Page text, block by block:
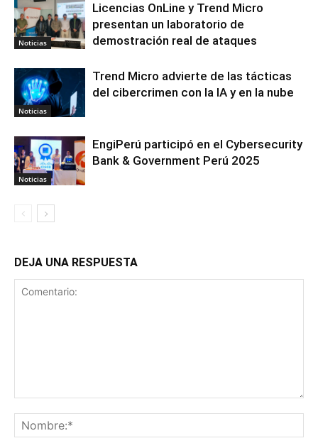
Noticias
Licencias OnLine y Trend Micro
presentan un laboratorio de
demostración real de ataques
Noticias
Trend Micro advierte de las tácticas
del cibercrimen con la IA y en la nube
Noticias
EngiPerú participó en el Cybersecurity
Bank & Government Perú 2025
DEJA UNA RESPUESTA